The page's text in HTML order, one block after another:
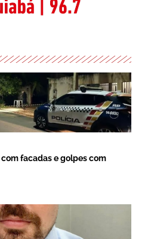
facadas e golpes com